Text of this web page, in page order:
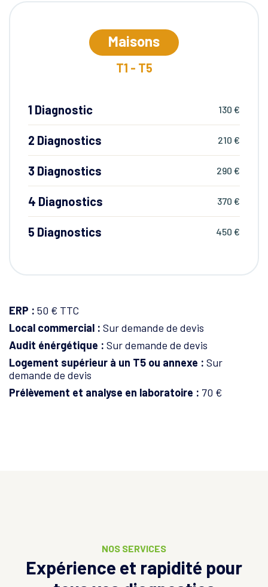
Maisons
T1 - T5
1 Diagnostic 130 €
2 Diagnostics 210 €
3 Diagnostics 290 €
4 Diagnostics 370 €
5 Diagnostics 450 €
ERP : 50 € TTC
Local commercial : Sur demande de devis
Audit énérgétique : Sur demande de devis
Logement supérieur à un T5 ou annexe : Sur
demande de devis
Prélèvement et analyse en laboratoire : 70 €
NOS SERVICES
Expérience et rapidité pour